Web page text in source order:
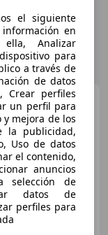
1.0 TSI
1
kW (95 CV)
el siguiente
en
Analizar
para
a través de
de datos
Crear perfiles
un perfil para
mejora de los
la publicidad,
Uso de datos
el contenido,
anuncios
selección de
datos de
perfiles para